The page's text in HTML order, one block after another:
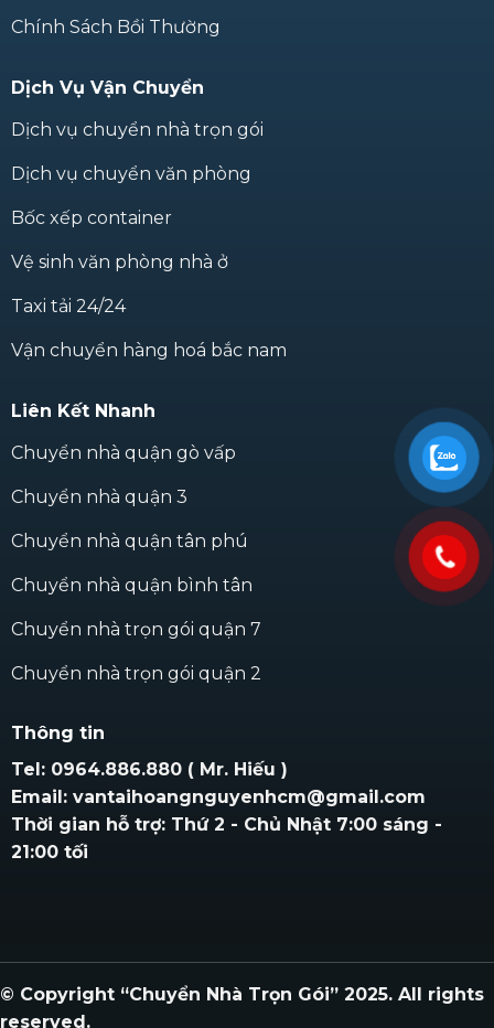
Chính Sách Bồi Thường
Dịch Vụ Vận Chuyển
Dịch vụ chuyển nhà trọn gói
Dịch vụ chuyển văn phòng
Bốc xếp container
Vệ sinh văn phòng nhà ở
Taxi tải 24/24
Vận chuyển hàng hoá bắc nam
Liên Kết Nhanh
Chuyển nhà quận gò vấp
Chuyển nhà quận 3
Chuyển nhà quận tân phú
Chuyển nhà quận bình tân
Chuyển nhà trọn gói quận 7
Chuyển nhà trọn gói quận 2
Thông tin
Tel: 0964.886.880 ( Mr. Hiếu )
Email: vantaihoangnguyenhcm@gmail.com
Thời gian hỗ trợ: Thứ 2 - Chủ Nhật 7:00 sáng -
21:00 tối
© Copyright “Chuyển Nhà Trọn Gói” 2025. All rights
reserved.